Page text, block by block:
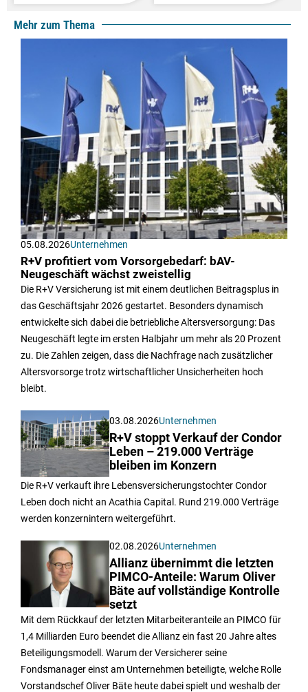
Mehr zum Thema
05.08.2026Unternehmen
R+V profitiert vom Vorsorgebedarf: bAV-
Neugeschäft wächst zweistellig
Die R+V Versicherung ist mit einem deutlichen Beitragsplus in
das Geschäftsjahr 2026 gestartet. Besonders dynamisch
entwickelte sich dabei die betriebliche Altersversorgung: Das
Neugeschäft legte im ersten Halbjahr um mehr als 20 Prozent
zu. Die Zahlen zeigen, dass die Nachfrage nach zusätzlicher
Altersvorsorge trotz wirtschaftlicher Unsicherheiten hoch
bleibt.
03.08.2026Unternehmen
R+V stoppt Verkauf der Condor
Leben – 219.000 Verträge
bleiben im Konzern
Die R+V verkauft ihre Lebensversicherungstochter Condor
Leben doch nicht an Acathia Capital. Rund 219.000 Verträge
werden konzernintern weitergeführt.
02.08.2026Unternehmen
Allianz übernimmt die letzten
PIMCO-Anteile: Warum Oliver
Bäte auf vollständige Kontrolle
setzt
Mit dem Rückkauf der letzten Mitarbeiteranteile an PIMCO für
1,4 Milliarden Euro beendet die Allianz ein fast 20 Jahre altes
Beteiligungsmodell. Warum der Versicherer seine
Fondsmanager einst am Unternehmen beteiligte, welche Rolle
Vorstandschef Oliver Bäte heute dabei spielt und weshalb der